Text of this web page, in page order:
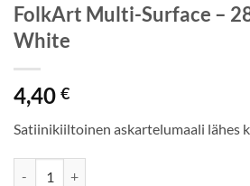
FolkArt Multi-Surface –
White
4,40 €
Satiinikiiltoinen askartelumaali lähes